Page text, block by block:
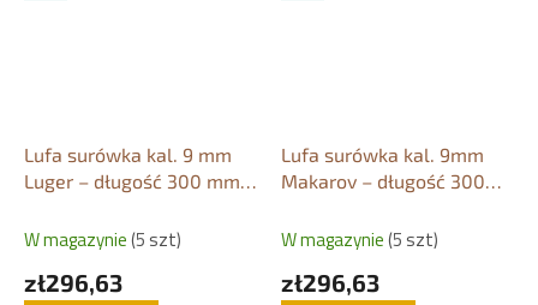
Lufa surówka kal. 9 mm
Luger – długość 300 mm /
W magazynie(5 szt)
zł296,63
Lufa surówka kal. 9mm
Makarov – długość 300
W magazynie(5 szt)
zł296,63